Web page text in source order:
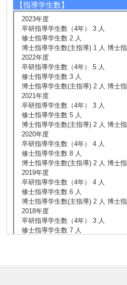
【指導学生数】
2023年度
卒研指導学生数（4年） 3 人
修士指導学生数 2 人
博士指導学生数(主指導) 1 人 博士
2022年度
卒研指導学生数（4年） 5 人
修士指導学生数 3 人
博士指導学生数(主指導) 2 人 博士
2021年度
卒研指導学生数（4年） 3 人
修士指導学生数 5 人
博士指導学生数(主指導) 2 人 博士
2020年度
卒研指導学生数（4年） 4 人
修士指導学生数 8 人
博士指導学生数(主指導) 2 人 博士
2019年度
卒研指導学生数（4年） 4 人
修士指導学生数 6 人
博士指導学生数(主指導) 2 人 博士
2018年度
卒研指導学生数（4年） 3 人
修士指導学生数 7 人